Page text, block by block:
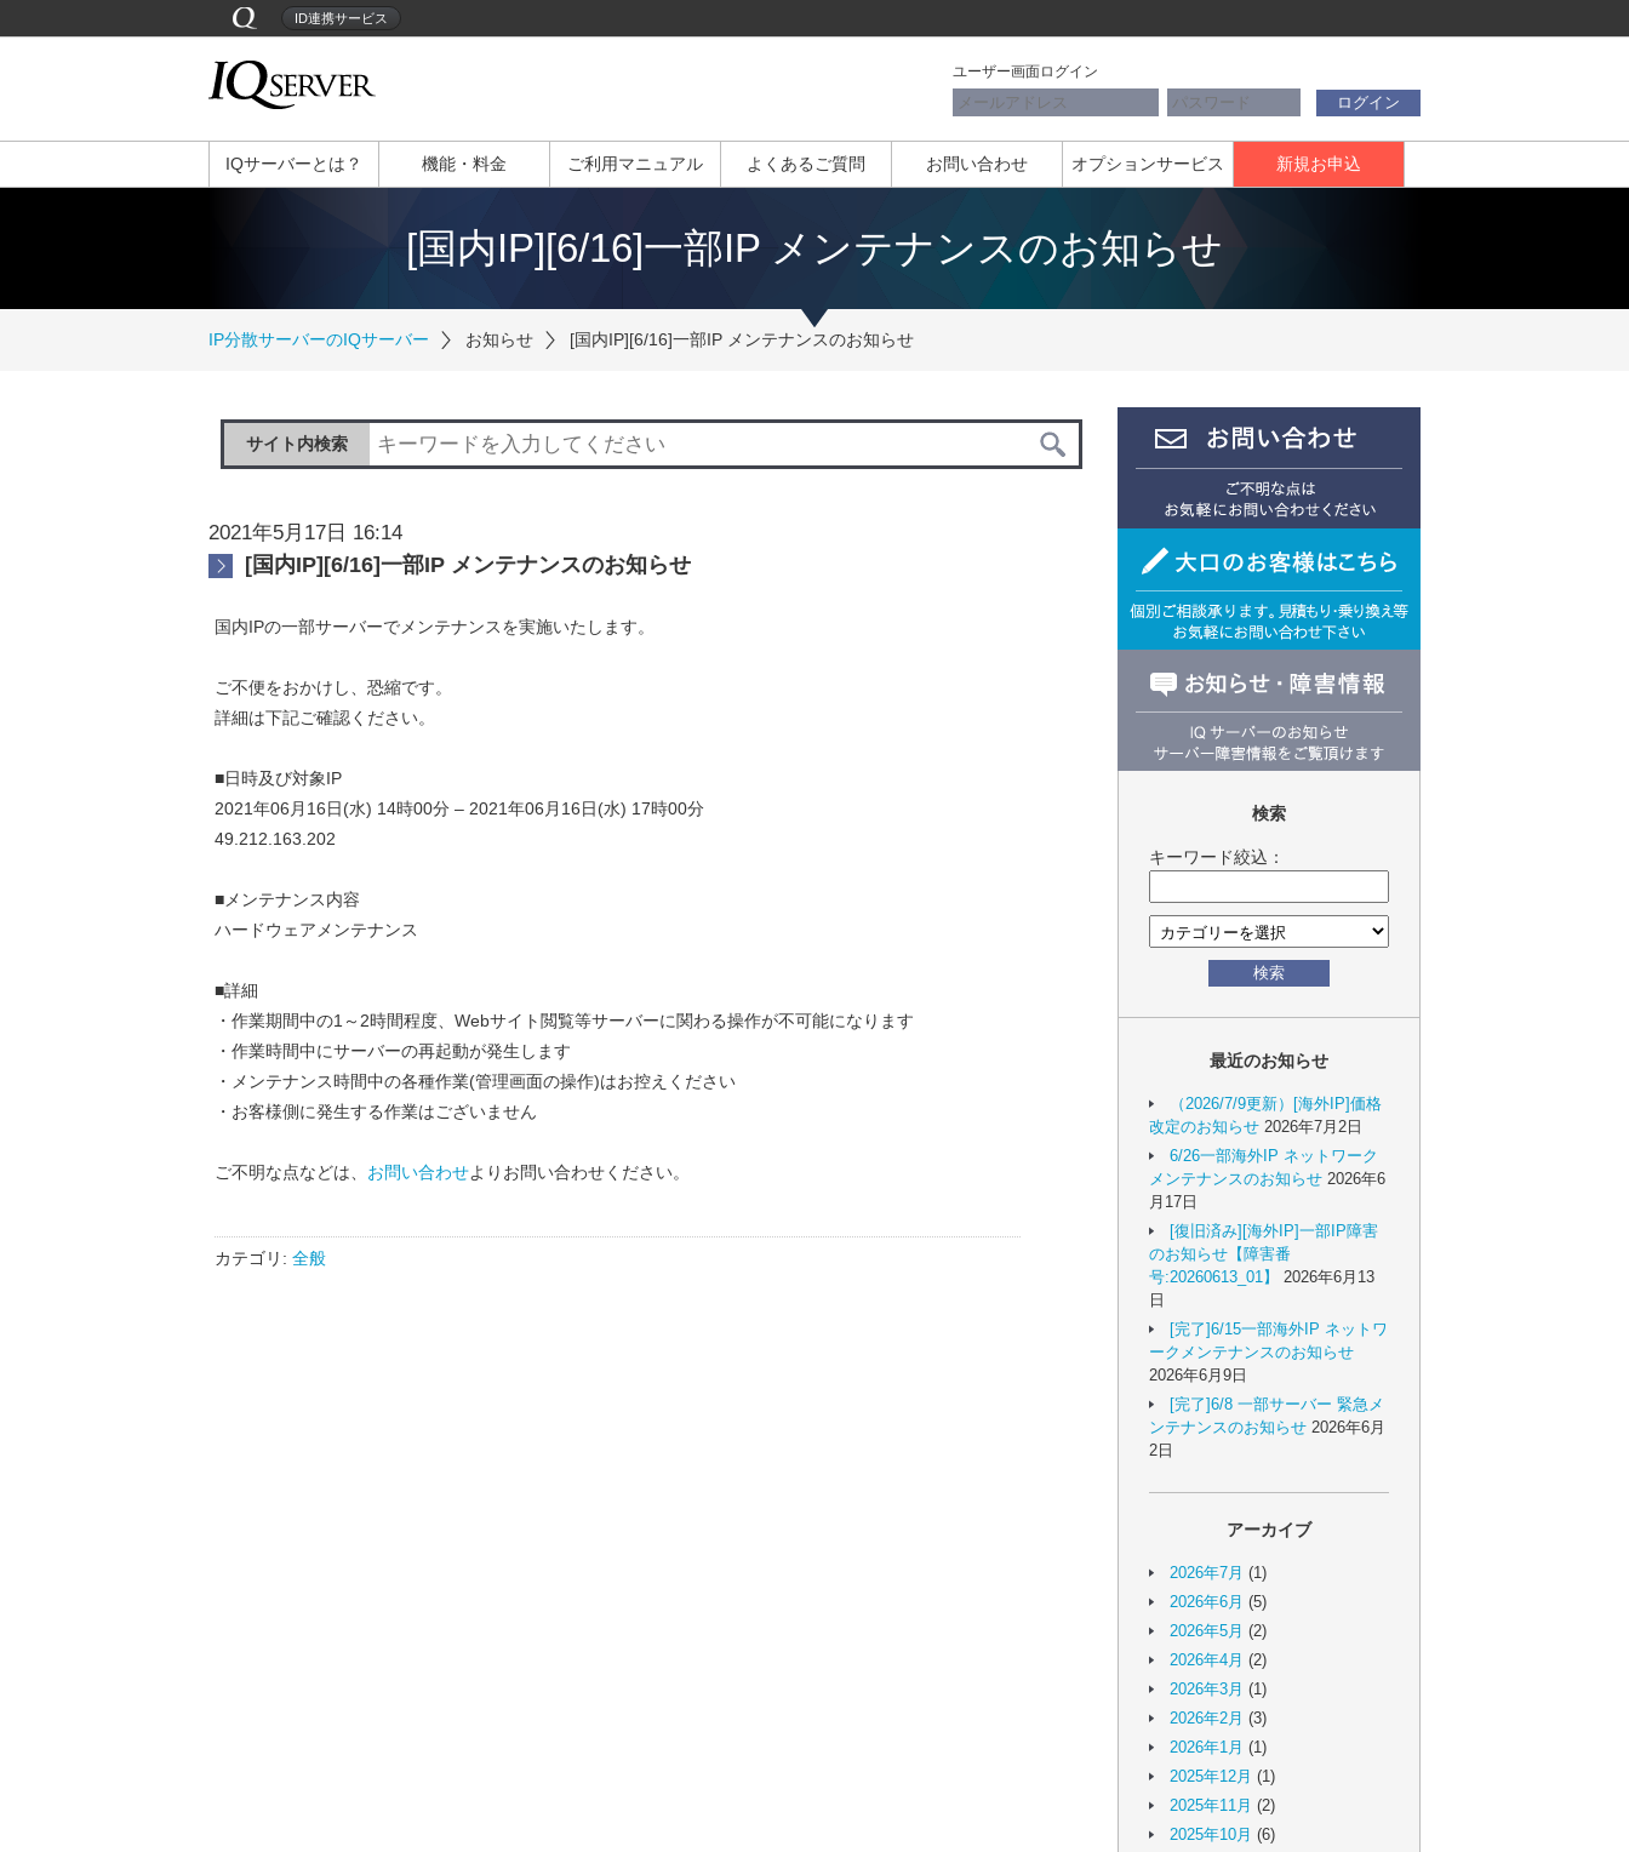
ID連携サービス
ユーザー画面ログイン
ログイン
IQサーバーとは？ 機能・料金 ご利用マニュアル よくあるご質問 お問い合わせ オプションサービス 新規お申込
[国内IP][6/16]一部IP メンテナンスのお知らせ
IP分散サーバーのIQサーバー お知らせ [国内IP][6/16]一部IP メンテナンスのお知らせ
サイト内検索
2021年5月17日 16:14
[国内IP][6/16]一部IP メンテナンスのお知らせ
国内IPの一部サーバーでメンテナンスを実施いたします。
ご不便をおかけし、恐縮です。
詳細は下記ご確認ください。
■日時及び対象IP
2021年06月16日(水) 14時00分 – 2021年06月16日(水) 17時00分
49.212.163.202
■メンテナンス内容
ハードウェアメンテナンス
■詳細
・作業期間中の1～2時間程度、Webサイト閲覧等サーバーに関わる操作が不可能になります
・作業時間中にサーバーの再起動が発生します
・メンテナンス時間中の各種作業(管理画面の操作)はお控えください
・お客様側に発生する作業はございません
ご不明な点などは、 お問い合わせよりお問い合わせください。
カテゴリ: 全般
検索
キーワード絞込：
検索
最近のお知らせ
（2026/7/9更新）[海外IP]価格
改定のお知らせ 2026年7月2日
6/26一部海外IP ネットワーク
メンテナンスのお知らせ 2026年6
月17日
[復旧済み][海外IP]一部IP障害
のお知らせ【障害番
号:20260613_01】
2026年6月13
日
[完了]6/15一部海外IP ネットワ
ークメンテナンスのお知らせ
2026年6月9日
[完了]6/8 一部サーバー 緊急メ
ンテナンスのお知らせ 2026年6月
2日
アーカイブ
2026年7月 (1)
2026年6月 (5)
2026年5月 (2)
2026年4月 (2)
2026年3月 (1)
2026年2月 (3)
2026年1月 (1)
2025年12月 (1)
2025年11月 (2)
2025年10月 (6)